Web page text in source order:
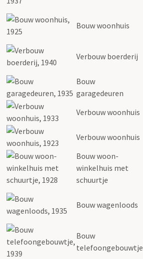
Bouw woonhuis
Verbouw boerderij
Bouw
garagedeuren
Verbouw woonhuis
Verbouw woonhuis
Bouw woon-
winkelhuis met
schuurtje
Bouw wagenloods
Bouw
telefoongebouwtje